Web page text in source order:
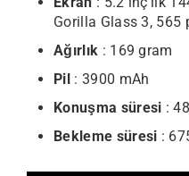
Gorilla Glass 3, 565
Ağırlık : 169 gram
Pil: 3900 mAh
Konuşma süresi :
Bekleme süresi :